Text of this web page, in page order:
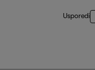
Usporedi